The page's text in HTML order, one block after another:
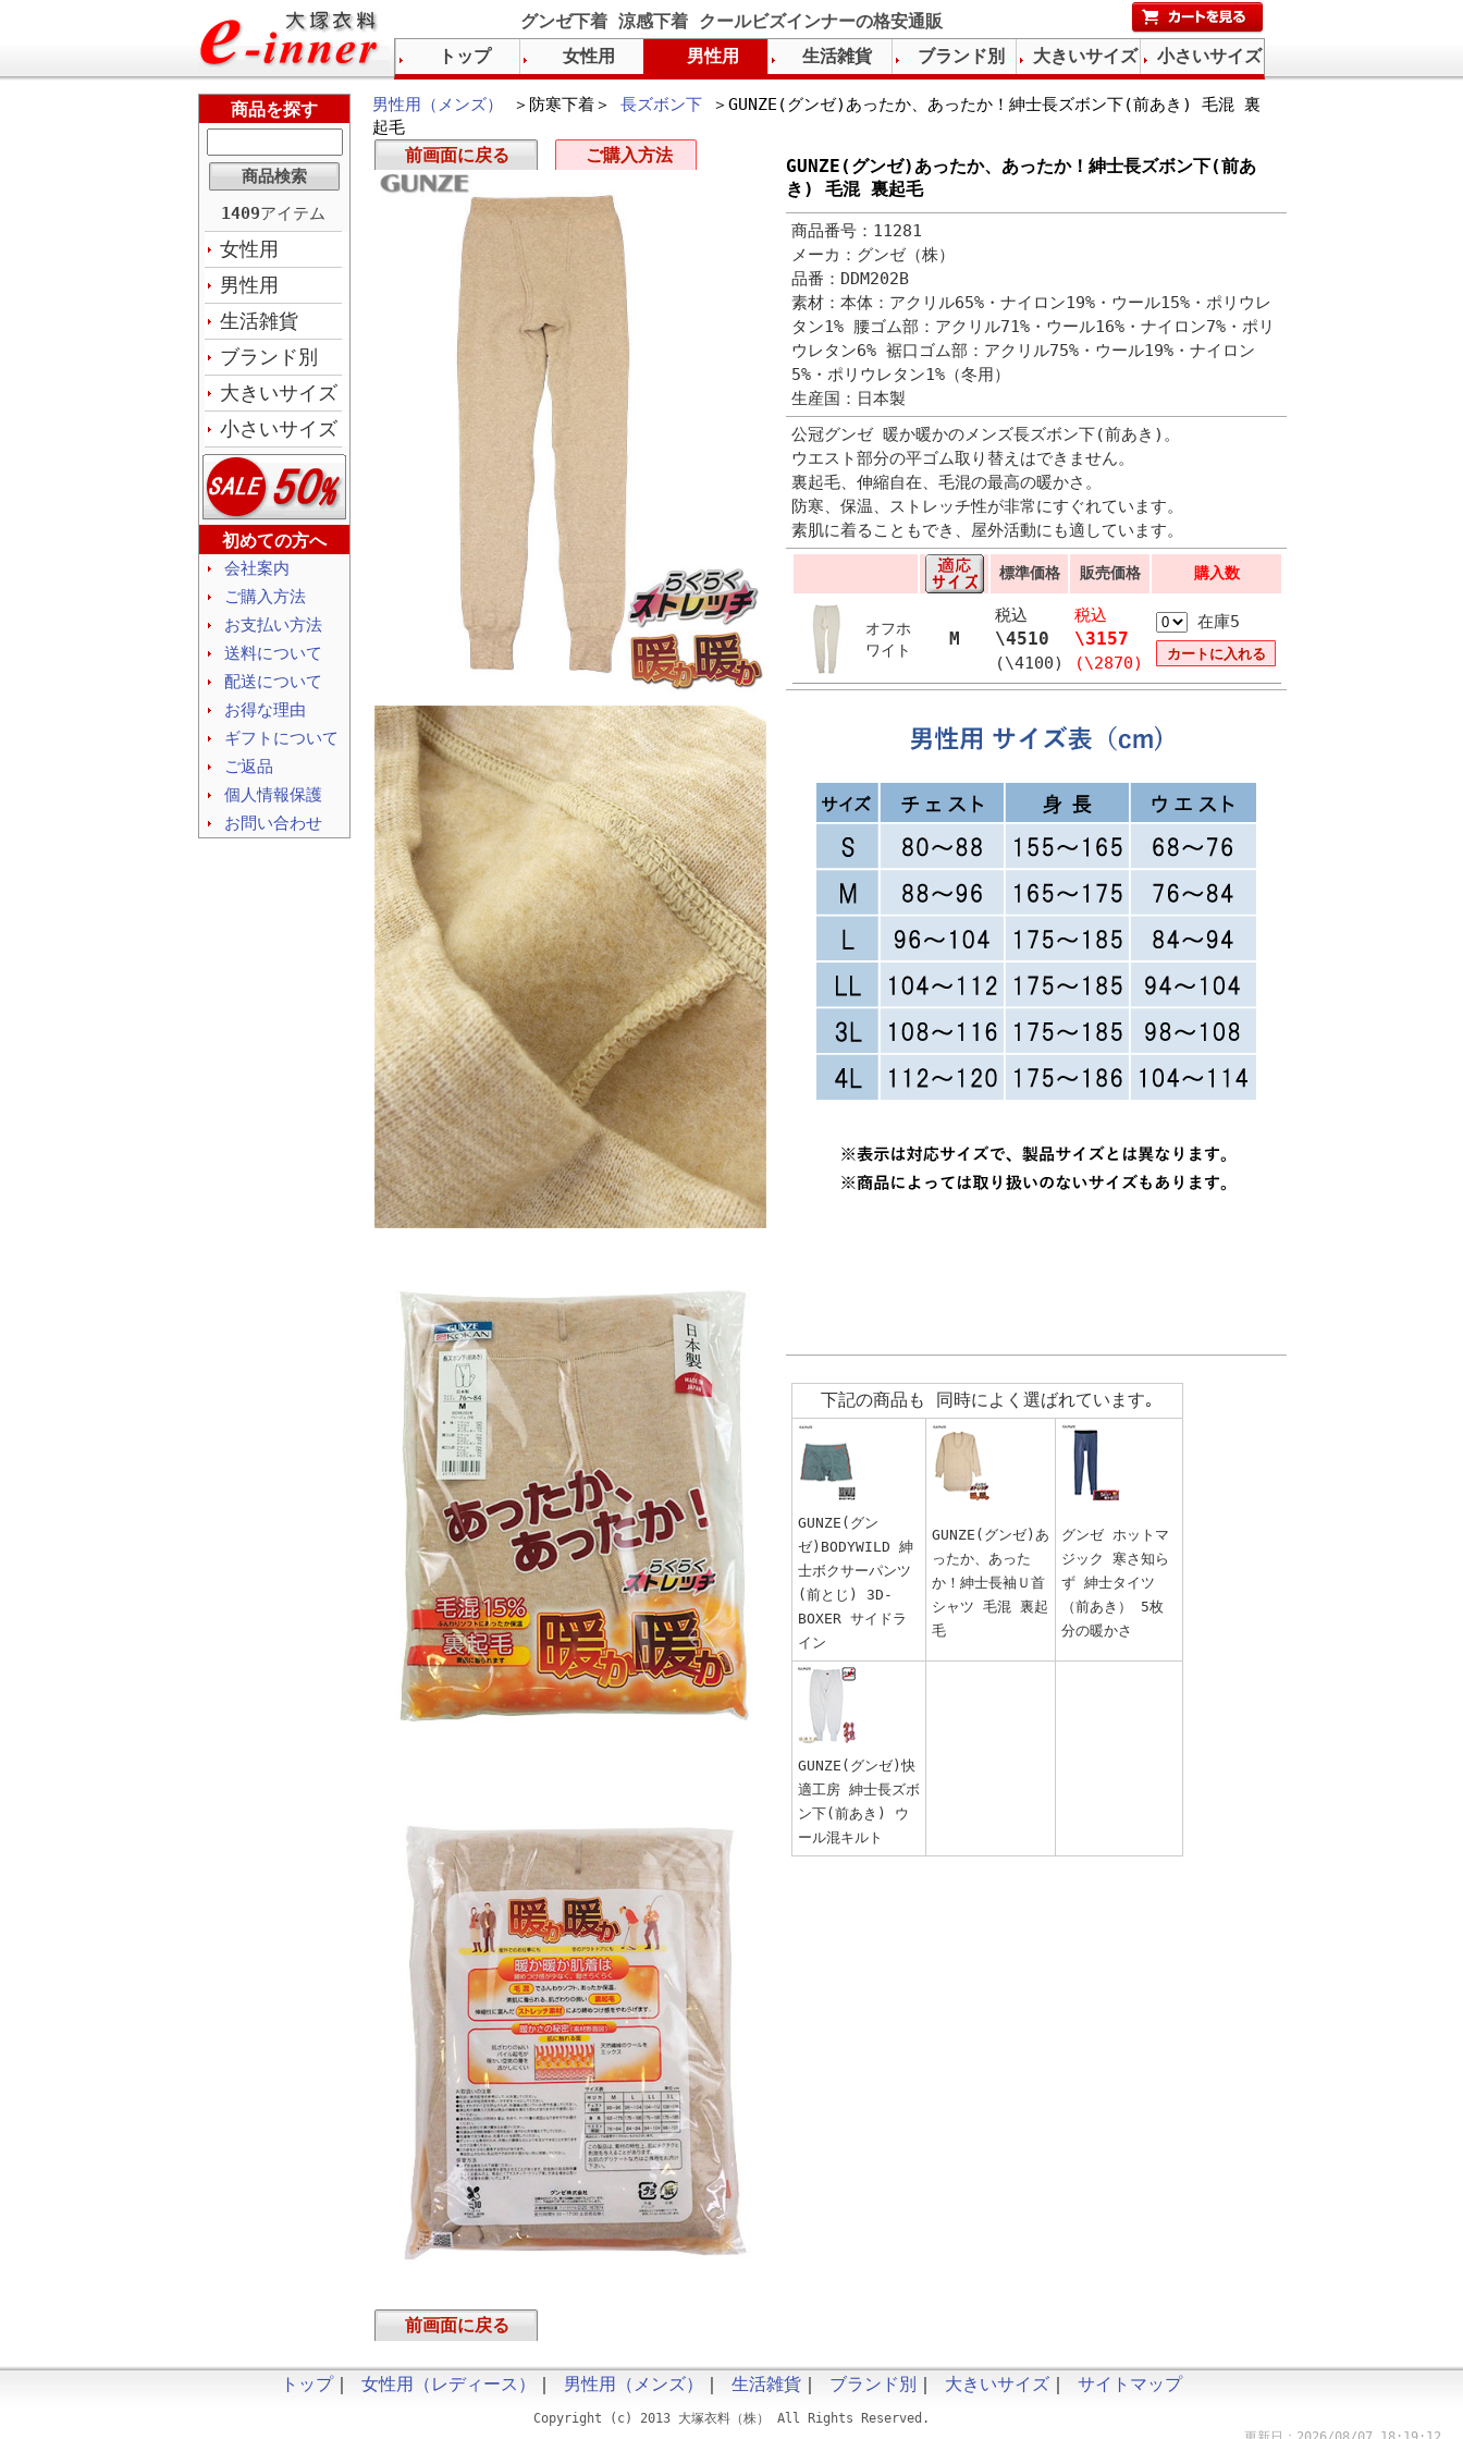
グンゼ下着 涼感下着 クールビズインナーの格安通販
男性用（メンズ） ＞防寒下着＞ 長ズボン下 ＞GUNZE(グンゼ)あったか、あったか！紳士長ズボン下(前あき) 毛混 裏
起毛
GUNZE(グンゼ)あったか、あったか！紳士長ズボン下(前あ
き) 毛混 裏起毛
商品番号：11281
メーカ：グンゼ（株）
品番：DDM202B
素材：本体：アクリル65%・ナイロン19%・ウール15%・ポリウレ
タン1% 腰ゴム部：アクリル71%・ウール16%・ナイロン7%・ポリ
ウレタン6% 裾口ゴム部：アクリル75%・ウール19%・ナイロン
5%・ポリウレタン1%（冬用）
生産国：日本製
公冠グンゼ 暖か暖かのメンズ長ズボン下(前あき)。
ウエスト部分の平ゴム取り替えはできません。
裏起毛、伸縮自在、毛混の最高の暖かさ。
防寒、保温、ストレッチ性が非常にすぐれています。
素肌に着ることもでき、屋外活動にも適しています。
標準価格 販売価格 購入数
オフホ
ワイト
M
税込
\4510
(\4100)
税込
\3157
(\2870)
在庫5
下記の商品も 同時によく選ばれています｡
GUNZE(グン
ゼ)BODYWILD 紳
士ボクサーパンツ
(前とじ) 3D-
BOXER サイドラ
イン
GUNZE(グンゼ)あ
ったか、あった
か！紳士長袖Ｕ首
シャツ 毛混 裏起
毛
グンゼ ホットマ
ジック 寒さ知ら
ず 紳士タイツ
（前あき） 5枚
分の暖かさ
GUNZE(グンゼ)快
適工房 紳士長ズボ
ン下(前あき) ウ
ール混キルト
前画面に戻る ご購入方法
前画面に戻る
商品を探す
1409アイテム
女性用
男性用
生活雑貨
ブランド別
大きいサイズ
小さいサイズ
初めての方へ
会社案内
ご購入方法
お支払い方法
送料について
配送について
お得な理由
ギフトについて
ご返品
個人情報保護
お問い合わせ
トップ 女性用 男性用 生活雑貨 ブランド別 大きいサイズ 小さいサイズ
トップ｜ 女性用（レディース） ｜ 男性用（メンズ） ｜ 生活雑貨 ｜ ブランド別 ｜ 大きいサイズ ｜ サイトマップ
Copyright (c) 2013 大塚衣料（株） All Rights Reserved.